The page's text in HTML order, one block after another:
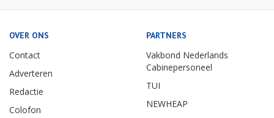
OVER ONS
Contact
Adverteren
Redactie
Colofon
PARTNERS
Vakbond Nederlands
Cabinepersoneel
TUI
NEWHEAP